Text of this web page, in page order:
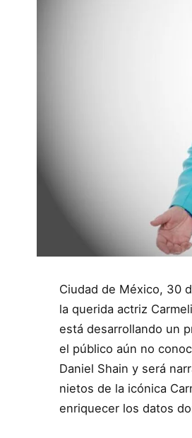
Ciudad de México, 30
la querida actriz
está desarrollando un
el público aún no
Daniel Shain y será
nietos de la icónica
enriquecer los datos